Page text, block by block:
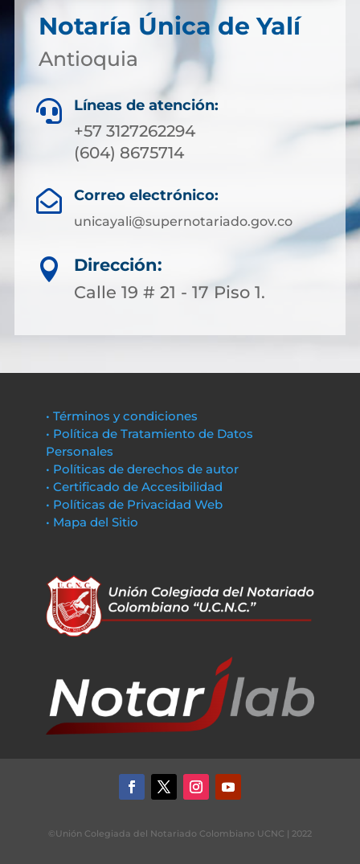
Notaría Única de Yalí
Antioquia
 Líneas de atención:
+57 3127262294
(604) 8675714
 Correo electrónico:
unicayali@supernotariado.gov.co

Dirección:
Calle 19 # 21 - 17 Piso 1.
• Términos y condiciones
• Política de Tratamiento de Datos
Personales
• Políticas de derechos de autor
• Certificado de Accesibilidad
• Políticas de Privacidad Web
• Mapa del Sitio
©Unión Colegiada del Notariado Colombiano UCNC | 2022